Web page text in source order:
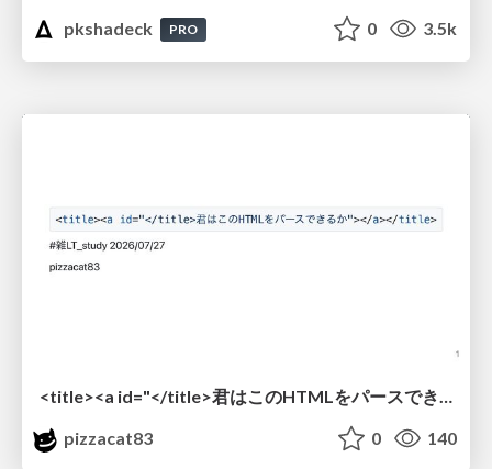
pkshadeck
PRO 0 3.5k
pizzacat83
0 140